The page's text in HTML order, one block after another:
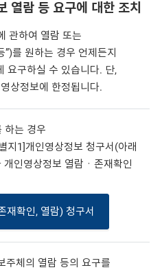
열람 등 요구에 대한 조치
관하여 열람 또는
를 원하는 경우 언제든지
요구하실 수 있습니다. 단,
상정보에 한정됩니다.
하는 경우
지1]개인영상정보 청구서(아래
인영상정보 열람ㆍ존재확인
재확인, 열람) 청구서
주체의 열람 등의 요구를